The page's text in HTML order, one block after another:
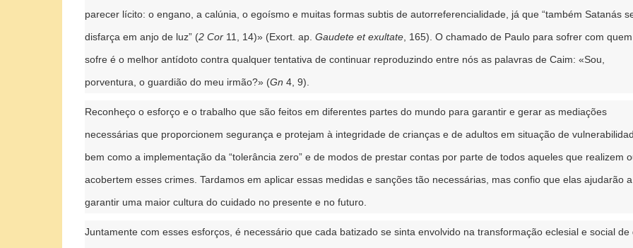
parecer lícito: o engano, a calúnia, o egoísmo e muitas formas subtis de autorreferencialidade, já que “também Satanás
disfarça em anjo de luz” (2 Cor 11, 14)» (Exort. ap. Gaudete et exultate, 165). O chamado de Paulo para sofrer com quem
sofre é o melhor antídoto contra qualquer tentativa de continuar reproduzindo entre nós as palavras de Caim: «Sou,
porventura, o guardião do meu irmão?» (Gn 4, 9).
Reconheço o esforço e o trabalho que são feitos em diferentes partes do mundo para garantir e gerar as mediações
necessárias que proporcionem segurança e protejam à integridade de crianças e de adultos em situação de
bem como a implementação da “tolerância zero” e de modos de prestar contas por parte de todos aqueles que realizem
acobertem esses crimes. Tardamos em aplicar essas medidas e sanções tão necessárias, mas confio que elas ajudarão a
garantir uma maior cultura do cuidado no presente e no futuro.
Juntamente com esses esforços, é necessário que cada batizado se sinta envolvido na transformação eclesial e social de